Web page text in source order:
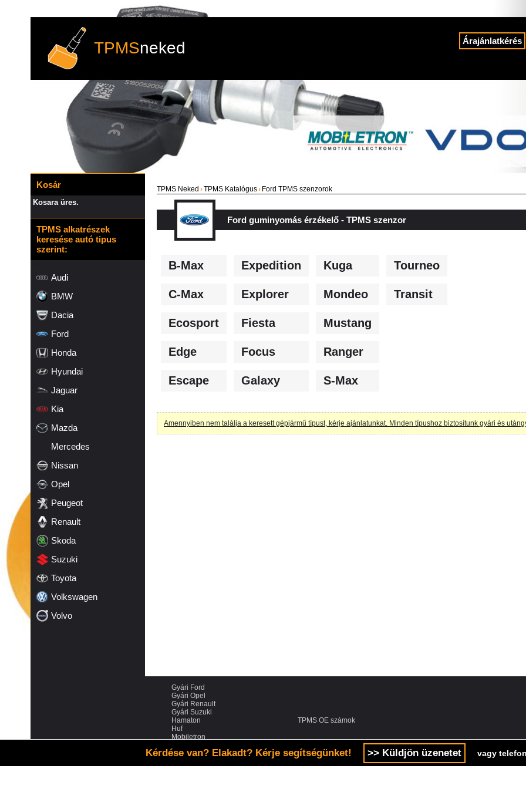
TPMSneked Árajánlatkérés
Kosár
Kosara üres.
TPMS alkatrészek
keresése autó tipus
szerint:
Audi
BMW
Dacia
Ford
Honda
Hyundai
Jaguar
Kia
Mazda
Mercedes
Nissan
Opel
Peugeot
Renault
Skoda
Suzuki
Toyota
Volkswagen
Volvo
TPMS Neked ›TPMS Katalógus› Ford TPMS szenzorok
Ford guminyomás érzékelő - TPMS szenzor
B-Max Expedition Kuga Tourneo
C-Max Explorer Mondeo Transit
Ecosport Fiesta Mustang
Edge Focus Ranger
Escape Galaxy S-Max
Amennyiben nem találja a keresett gépjármű típust, kérje ajánlatunkat. Minden típushoz biztosítunk gyári és
Gyári Ford
Gyári Opel
Gyári Renault
Gyári Suzuki
Hamaton
Huf
Mobiletron
VDO
TPMS OE számok
Kérdése van? Elakadt? Kérje segítségünket! >> Küldjön üzenetet vagy